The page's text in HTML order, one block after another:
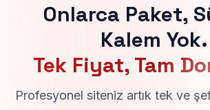
Onlarca Paket,
Kalem Yok.
Tek Fiyat, Tam
Profesyonel siteniz artık tek ve